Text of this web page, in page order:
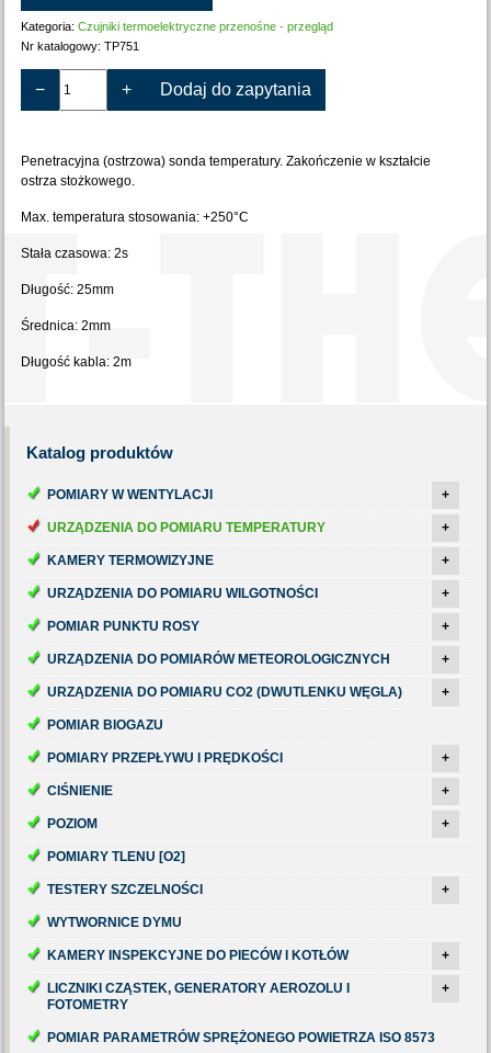
Kategoria:Czujniki termoelektryczne przenośne - przegląd
Nr katalogowy:TP751
− + Dodaj do zapytania
Penetracyjna (ostrzowa) sonda temperatury. Zakończenie w kształcie
ostrza stożkowego.
Max. temperatura stosowania: +250°C
Stała czasowa: 2s
Długość: 25mm
Średnica: 2mm
Długość kabla: 2m
Katalog produktów
POMIARY W WENTYLACJI +
URZĄDZENIA DO POMIARU TEMPERATURY +
KAMERY TERMOWIZYJNE +
URZĄDZENIA DO POMIARU WILGOTNOŚCI +
POMIAR PUNKTU ROSY +
URZĄDZENIA DO POMIARÓW METEOROLOGICZNYCH +
URZĄDZENIA DO POMIARU CO2 (DWUTLENKU WĘGLA) +
POMIAR BIOGAZU
POMIARY PRZEPŁYWU I PRĘDKOŚCI +
CIŚNIENIE +
POZIOM +
POMIARY TLENU [O2]
TESTERY SZCZELNOŚCI +
WYTWORNICE DYMU
KAMERY INSPEKCYJNE DO PIECÓW I KOTŁÓW +
LICZNIKI CZĄSTEK, GENERATORY AEROZOLU I
FOTOMETRY
+
POMIAR PARAMETRÓW SPRĘŻONEGO POWIETRZA ISO 8573